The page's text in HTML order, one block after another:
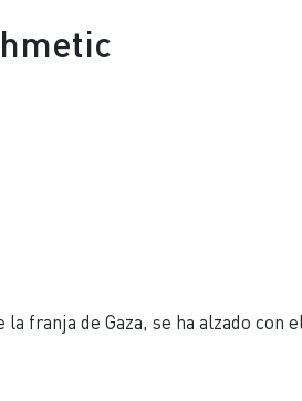
franja de Gaza, se ha alzado